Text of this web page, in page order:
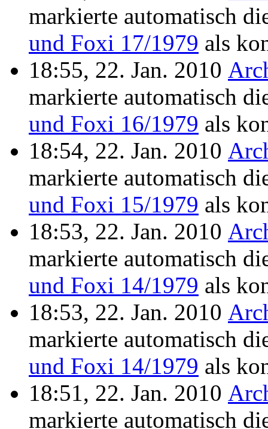
markierte automatisch
und Foxi 17/1979 als
18:55, 22. Jan. 2010
markierte automatisch
und Foxi 16/1979 als
18:54, 22. Jan. 2010
markierte automatisch
und Foxi 15/1979 als
18:53, 22. Jan. 2010
markierte automatisch
und Foxi 14/1979 als
18:53, 22. Jan. 2010
markierte automatisch
und Foxi 14/1979 als
18:51, 22. Jan. 2010
markierte automatisch